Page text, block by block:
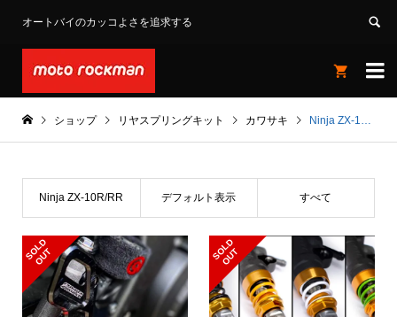
オートバイのカッコよさを追求する


ショップ リヤスプリングキット カワサキ Ninja ZX-10R/RR
Ninja ZX-10R/RR デフォルト表示 すべて
S
O
L
D
O
U
T S
O
L
D
O
U
T